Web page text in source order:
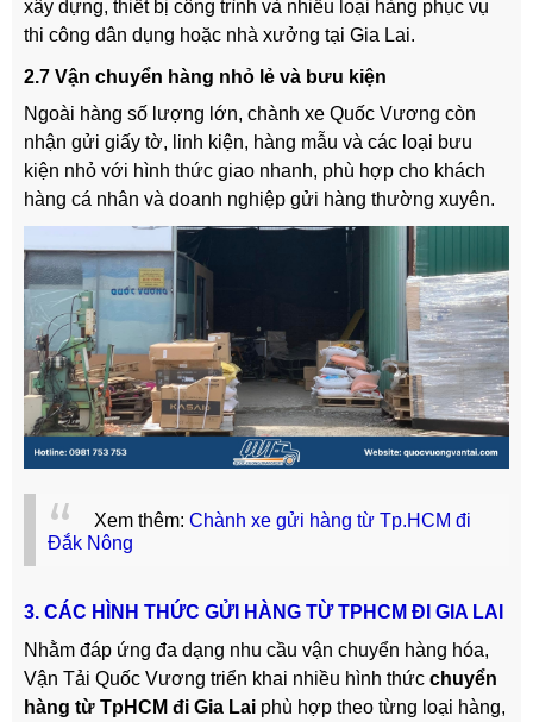
xây dựng, thiết bị công trình và nhiều loại hàng phục vụ
thi công dân dụng hoặc nhà xưởng tại Gia Lai.
2.7 Vận chuyển hàng nhỏ lẻ và bưu kiện
Ngoài hàng số lượng lớn, chành xe Quốc Vương còn
nhận gửi giấy tờ, linh kiện, hàng mẫu và các loại bưu
kiện nhỏ với hình thức giao nhanh, phù hợp cho khách
hàng cá nhân và doanh nghiệp gửi hàng thường xuyên.
Xem thêm: Chành xe gửi hàng từ Tp.HCM đi
Đắk Nông
3. CÁC HÌNH THỨC GỬI HÀNG TỪ TPHCM ĐI GIA LAI
Nhằm đáp ứng đa dạng nhu cầu vận chuyển hàng hóa,
Vận Tải Quốc Vương triển khai nhiều hình thức chuyển
hàng từ TpHCM đi Gia Lai phù hợp theo từng loại hàng,